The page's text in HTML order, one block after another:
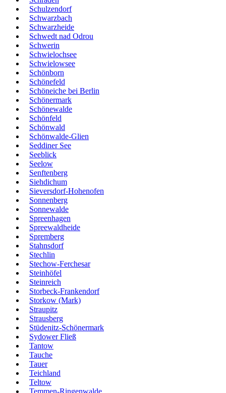
Schulzendorf
Schwarzbach
Schwarzheide
Schwedt nad Odrou
Schwerin
Schwielochsee
Schwielowsee
Schönborn
Schönefeld
Schöneiche bei Berlin
Schönermark
Schönewalde
Schönfeld
Schönwald
Schönwalde-Glien
Seddiner See
Seeblick
Seelow
Senftenberg
Siehdichum
Sieversdorf-Hohenofen
Sonnenberg
Sonnewalde
Spreenhagen
Spreewaldheide
Spremberg
Stahnsdorf
Stechlin
Stechow-Ferchesar
Steinhöfel
Steinreich
Storbeck-Frankendorf
Storkow (Mark)
Straupitz
Strausberg
Stüdenitz-Schönermark
Sydower Fließ
Tantow
Tauche
Tauer
Teichland
Teltow
Temmen-Ringenwalde